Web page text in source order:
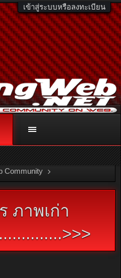
เข้าสู่ระบบหรือลงทะเบียน
หรือโทร. 081-811-1138
อียดเพิ่มเติม คลิกที่นี่
Community
ภาพเก่า